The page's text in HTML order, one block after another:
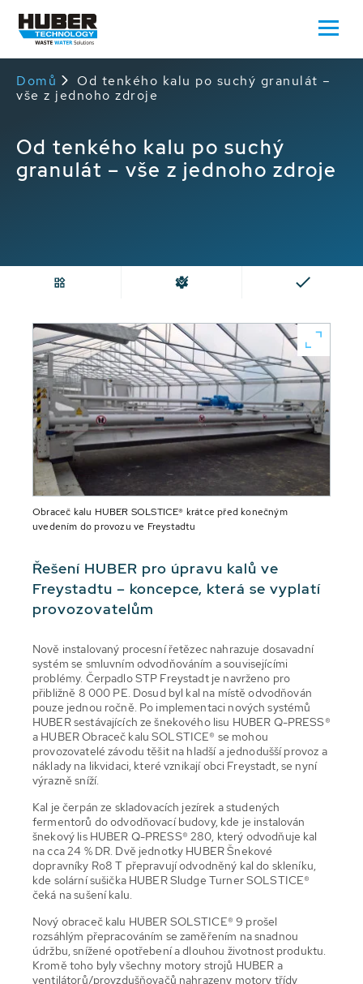
Domů
Od tenkého kalu po suchý granulát –
vše z jednoho zdroje
Od tenkého kalu po suchý
granulát – vše z jednoho zdroje
Obraceč kalu HUBER SOLSTICE® krátce před konečným
uvedením do provozu ve Freystadtu
Řešení HUBER pro úpravu kalů ve
Freystadtu – koncepce, která se vyplatí
provozovatelům
Nově instalovaný procesní řetězec nahrazuje dosavadní
systém se smluvním odvodňováním a souvisejícími
problémy. Čerpadlo STP Freystadt je navrženo pro
přibližně 8 000 PE. Dosud byl kal na místě odvodňován
pouze jednou ročně. Po implementaci nových systémů
HUBER sestávajících ze šnekového lisu HUBER Q-PRESS®
a HUBER Obraceč kalu SOLSTICE® se mohou
provozovatelé závodu těšit na hladší a jednodušší provoz a
náklady na likvidaci, které vznikají obci Freystadt, se nyní
výrazně sníží.
Kal je čerpán ze skladovacích jezírek a studených
fermentorů do odvodňovací budovy, kde je instalován
šnekový lis HUBER Q-PRESS® 280, který odvodňuje kal
na cca 24 % DR. Dvě jednotky HUBER Šnekové
dopravníky Ro8 T přepravují odvodněný kal do skleníku,
kde solární sušička HUBER Sludge Turner SOLSTICE®
čeká na sušení kalu.
Nový obraceč kalu HUBER SOLSTICE® 9 prošel
rozsáhlým přepracováním se zaměřením na snadnou
údržbu, snížené opotřebení a dlouhou životnost produktu.
Kromě toho byly všechny motory strojů HUBER a
ventilátorů/provzdušňovačů nahrazeny motory třídy